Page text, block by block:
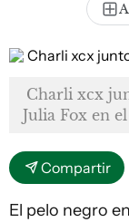
Charli xcx
Julia Fox en
Compartir
El pelo negro